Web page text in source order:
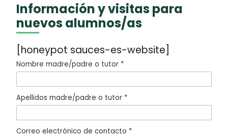
Información y visitas para
nuevos alumnos/as
[honeypot sauces-es-website]
Nombre madre/padre o tutor *
Apellidos madre/padre o tutor *
Correo electrónico de contacto *